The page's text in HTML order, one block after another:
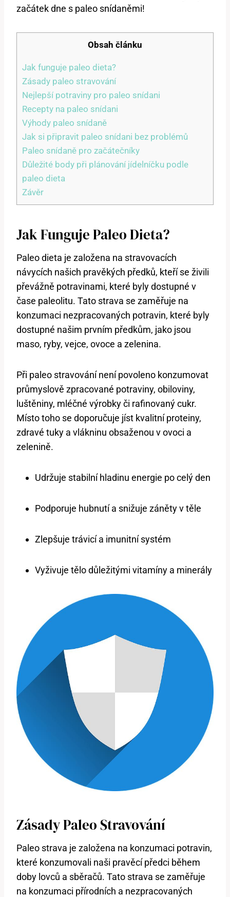
začátek dne s paleo snídaněmi!
Obsah článku
Jak funguje paleo dieta?
Zásady paleo stravování
Nejlepší potraviny pro paleo snídani
Recepty na paleo snídani
Výhody paleo snídaně
Jak si připravit paleo snídani bez problémů
Paleo snídaně pro začátečníky
Důležité body při plánování jídelníčku podle
paleo dieta
Závěr
Jak Funguje Paleo Dieta?
Paleo dieta je založena na stravovacích
návycích našich pravěkých předků, kteří se živili
převážně potravinami, které byly dostupné v
čase paleolitu. Tato strava se zaměřuje na
konzumaci nezpracovaných potravin, které byly
dostupné našim prvním předkům, jako jsou
maso, ryby, vejce, ovoce a zelenina.
Při paleo stravování není povoleno konzumovat
průmyslově zpracované potraviny, obiloviny,
luštěniny, mléčné výrobky či rafinovaný cukr.
Místo toho se doporučuje jíst kvalitní proteiny,
zdravé tuky a vlákninu obsaženou v ovoci a
zelenině.
Udržuje stabilní hladinu energie po celý den
Podporuje hubnutí a snižuje záněty v těle
Zlepšuje trávicí a imunitní systém
Vyživuje tělo důležitými vitamíny a minerály
Zásady Paleo Stravování
Paleo strava je založena na konzumaci potravin,
které konzumovali naši pravěcí předci během
doby lovců a sběračů. Tato strava se zaměřuje
na konzumaci přírodních a nezpracovaných